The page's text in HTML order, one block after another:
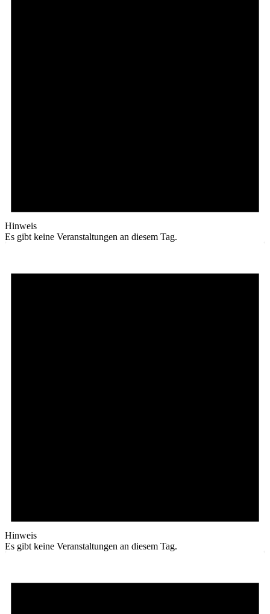
Hinweis
Es gibt keine Veranstaltungen an diesem Tag.
Hinweis
Es gibt keine Veranstaltungen an diesem Tag.